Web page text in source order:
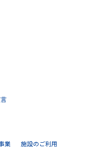
業 施設のご利用